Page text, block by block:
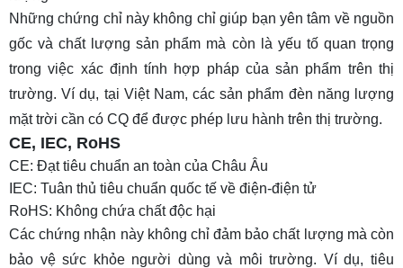
Những chứng chỉ này không chỉ giúp bạn yên tâm về nguồn
gốc và chất lượng sản phẩm mà còn là yếu tố quan trọng
trong việc xác định tính hợp pháp của sản phẩm trên thị
trường. Ví dụ, tại Việt Nam, các sản phẩm đèn năng lượng
mặt trời cần có CQ để được phép lưu hành trên thị trường.
CE, IEC, RoHS
CE: Đạt tiêu chuẩn an toàn của Châu Âu
IEC: Tuân thủ tiêu chuẩn quốc tế về điện-điện tử
RoHS: Không chứa chất độc hại
Các chứng nhận này không chỉ đảm bảo chất lượng mà còn
bảo vệ sức khỏe người dùng và môi trường. Ví dụ, tiêu